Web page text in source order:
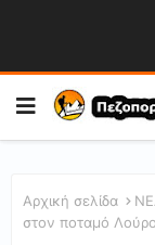
Αρχική σελίδα
στον ποταμό